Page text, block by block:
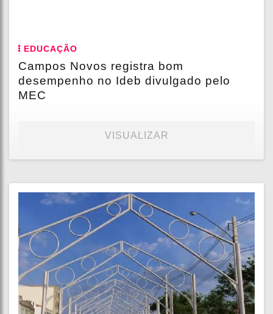
EDUCAÇÃO
Campos Novos registra bom
desempenho no Ideb divulgado pelo
MEC
VISUALIZAR